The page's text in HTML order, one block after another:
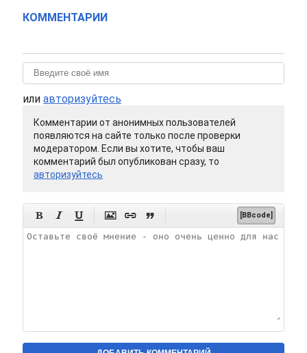
КОММЕНТАРИИ
или авторизуйтесь
Комментарии от анонимных пользователей
появляются на сайте только после проверки
модератором. Если вы хотите, чтобы ваш
комментарий был опубликован сразу, то
авторизуйтесь
      [BBcode]